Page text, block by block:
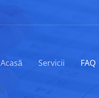
Acasă Servicii FAQ